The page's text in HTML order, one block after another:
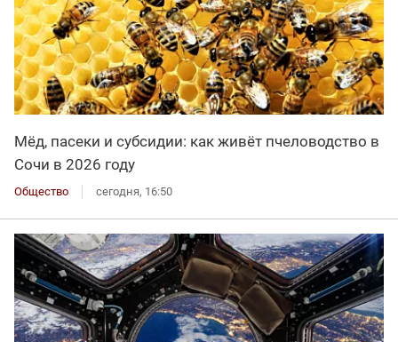
Мёд, пасеки и субсидии: как живёт пчеловодство в
Сочи в 2026 году
Общество сегодня, 16:50